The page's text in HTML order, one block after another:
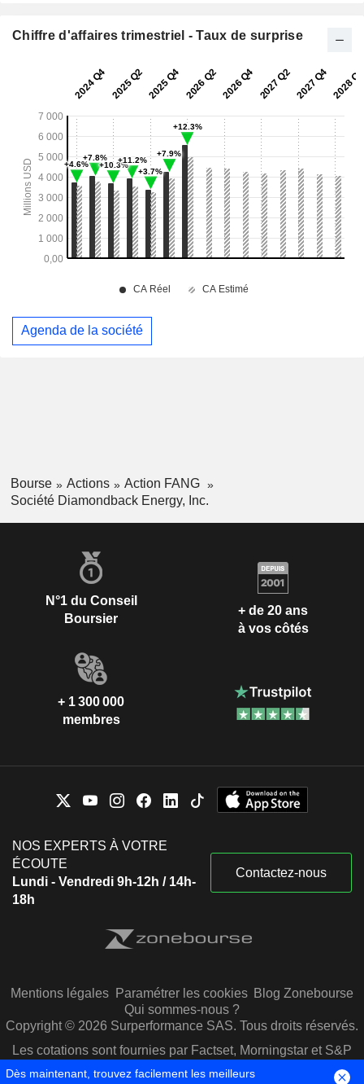
Chiffre d'affaires trimestriel - Taux de surprise
Agenda de la société
Bourse Actions
Action FANG
Société Diamondback Energy, Inc.
N°1 du Conseil
Boursier
+ de 20 ans
à vos côtés
+ 1 300 000
membres
NOS EXPERTS À VOTRE
ÉCOUTE
Lundi - Vendredi 9h-12h / 14h-
18h
Contactez-nous
Mentions légales Paramétrer les cookies Blog Zonebourse
Qui sommes-nous ?
Copyright © 2026 Surperformance SAS. Tous droits réservés.
Les cotations sont fournies par Factset, Morningstar et S&P
Capital IQ
Dès maintenant, trouvez facilement les meilleurs